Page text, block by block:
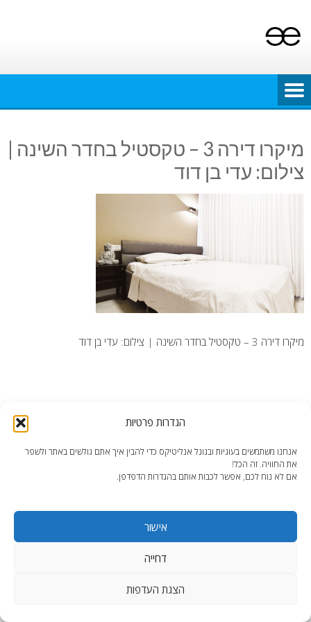
הגדרות פרטיות
אנחנו משתמשים בעוגיות ובגוגל אנליטיקס כדי להבין איך אתם גולשים באתר ולשפר
את החוויה. זה הכל!
אם לא נוח לכם, אפשר לכבות אותם בהגדרות הדפדפן.
אישור
דחייה
הצגת העדפות
content
מיקרו דירה 3 – טקסטיל בחדר השינה |
צילום: עדי בן דוד
מיקרו דירה 3 – טקסטיל בחדר השינה | צילום: עדי בן דוד
WordPress Theme AccessPress Lite